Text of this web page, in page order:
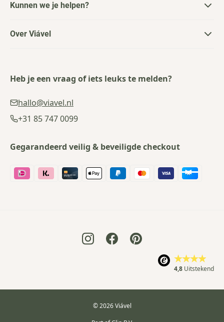
Kunnen we je helpen?
Over Viável
Heb je een vraag of iets leuks te melden?
hallo@viavel.nl
+31 85 747 0099
Gegarandeerd veilig & beveiligde checkout
4,8 Uitstekend
© 2026 Viável